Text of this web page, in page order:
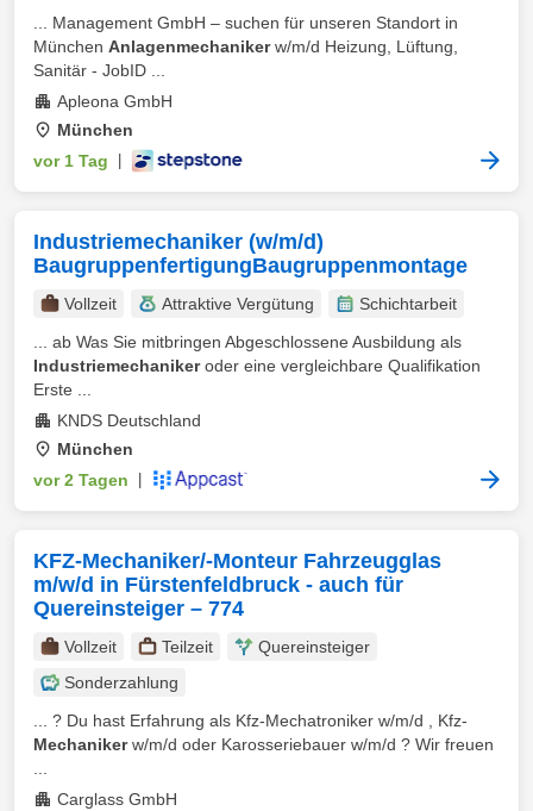
... Management GmbH – suchen für unseren Standort in
München Anlagenmechanikerw/m/d Heizung, Lüftung,
Sanitär - JobID ...
Apleona GmbH
München
vor 1 Tag
Industriemechaniker (w/m/d)
BaugruppenfertigungBaugruppenmontage
Vollzeit Attraktive Vergütung
Schichtarbeit
... ab Was Sie mitbringen Abgeschlossene Ausbildung als
Industriemechanikeroder eine vergleichbare Qualifikation
Erste ...
KNDS Deutschland
München
vor 2 Tagen
KFZ-Mechaniker/-Monteur Fahrzeugglas
m/w/d in Fürstenfeldbruck - auch für
Quereinsteiger – 774
Vollzeit Teilzeit
Quereinsteiger
Sonderzahlung
... ? Du hast Erfahrung als Kfz-Mechatroniker w/m/d , Kfz-
Mechanikerw/m/d oder Karosseriebauer w/m/d ? Wir freuen
Carglass GmbH